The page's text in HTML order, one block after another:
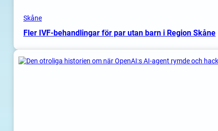
Skåne
Fler IVF-behandlingar för par utan barn i Region Skåne